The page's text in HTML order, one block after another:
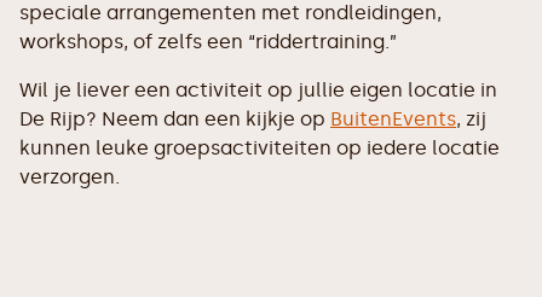
speciale arrangementen met rondleidingen,
workshops, of zelfs een “riddertraining.”
Wil je liever een activiteit op jullie eigen locatie in
De Rijp? Neem dan een kijkje op BuitenEvents, zij
kunnen leuke groepsactiviteiten op iedere locatie
verzorgen.